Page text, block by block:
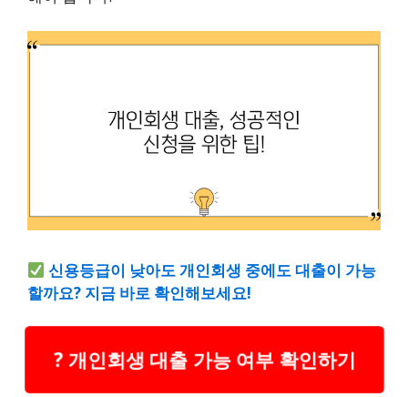
신용등급이 낮아도 개인회생 중에도 대출이 가능
할까요? 지금 바로 확인해보세요!
? 개인회생 대출 가능 여부 확인하기